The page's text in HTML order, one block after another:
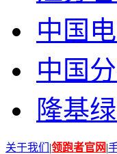
中国
中国
隆基
关于我们 |领跑者官网|